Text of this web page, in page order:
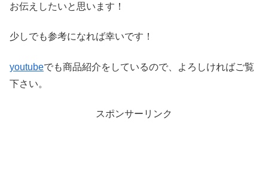
お伝えしたいと思います！
少しでも参考になれば幸いです！
youtubeでも商品紹介をしているので、よろしければご覧
下さい。
スポンサーリンク